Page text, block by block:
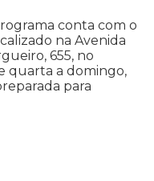
conta com o
na Avenida
655, no
quarta a domingo,
para